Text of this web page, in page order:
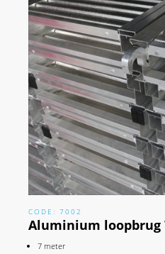
CODE: 7002
Aluminium loopbrug
7 meter